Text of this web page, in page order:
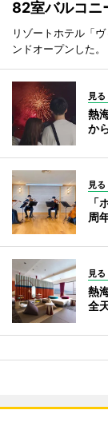
82室バルコニ
リゾートホテル「
ンドオープンした。
見
熱
か
見
「
周
見
熱
全